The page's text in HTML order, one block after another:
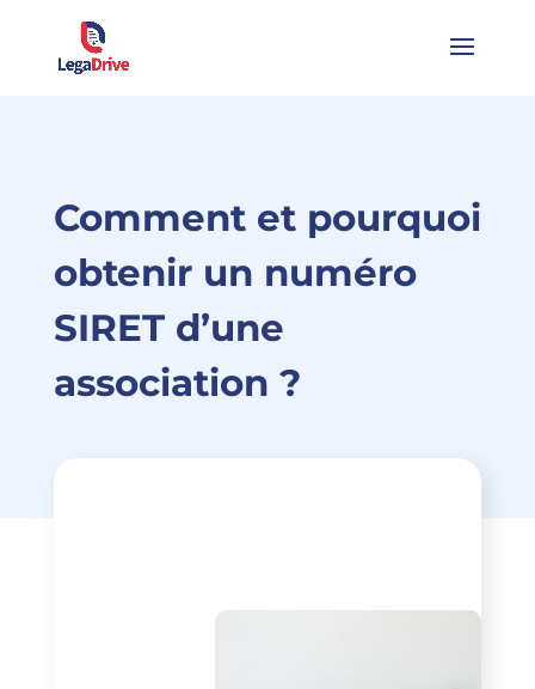
Comment et pourquoi
obtenir un numéro
SIRET d’une
association ?